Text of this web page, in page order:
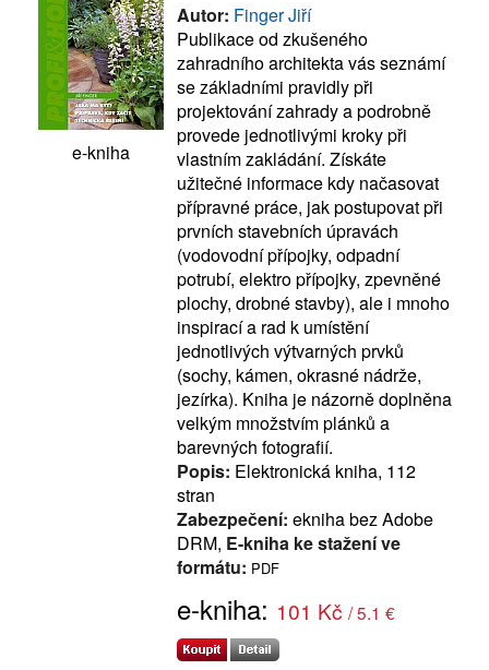
e-kniha
Autor: Finger Jiří
Publikace od zkušeného
zahradního architekta vás seznámí
se základními pravidly při
projektování zahrady a podrobně
provede jednotlivými kroky při
vlastním zakládání. Získáte
užitečné informace kdy načasovat
přípravné práce, jak postupovat při
prvních stavebních úpravách
(vodovodní přípojky, odpadní
potrubí, elektro přípojky, zpevněné
plochy, drobné stavby), ale i mnoho
inspirací a rad k umístění
jednotlivých výtvarných prvků
(sochy, kámen, okrasné nádrže,
jezírka). Kniha je názorně doplněna
velkým množstvím plánků a
barevných fotografií.
Popis: Elektronická kniha, 112
stran
Zabezpečení: ekniha bez Adobe
DRM, E-kniha ke stažení ve
formátu: PDF
e-kniha: 101 Kč / 5.1 €